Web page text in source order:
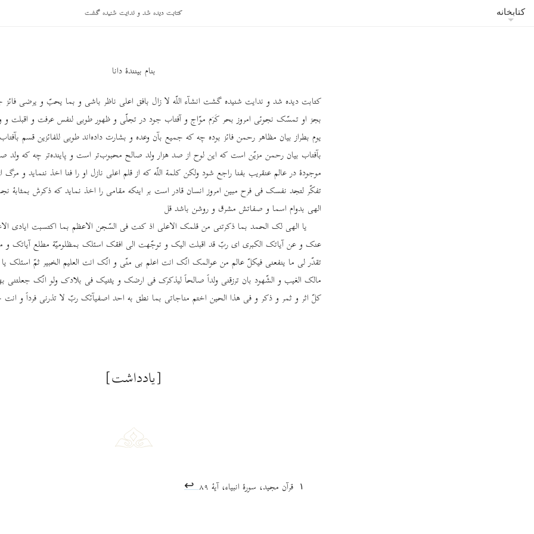
کتابخانه کتابت دیده شد و ندایت شنیده گشت
بنام بینندۀ دانا
کتابت دیده شد و ندایت شنیده گشت انشآء اللّه لا زال بافق اعلی ناظر باشی و بما یحبّ و یرضی
بجز او تمسّک نجوئی امروز بحر کَرَم موّاج و آفتاب جود در تجلّی و ظهور طوبی لنفس عرفت و اقبلت و
یوم بطراز بیان مظاهر رحمن فائز بوده چه که جمیع بآن وعده و بشارت داده‌اند طوبی للفائزین قسم
بآفتاب بیان رحمن مزیّن است که این لوح از صد هزار ولد صالح محبوب‌تر است و پاینده‌تر چه که ولد
موجودۀ در عالم عنقریب بفنا راجع شود ولکن کلمة اللّه که از قلم اعلی نازل او را فنا اخذ ننماید و مرگ
تفکّر لتجد نفسک فی فرح مبین امروز انسان قادر است بر اینکه مقامی را اخذ نماید که ذکرش بمثابۀ
الهی بدوام اسما و صفاتش مشرق و روشن باشد قل
یا الهی لک الحمد بما ذکرتنی من قلمک الاعلی اذ کنت فی السّجن الاعظم بما اکتسبت ایادی
عنک و عن آیاتک الکبری ای ربّ قد اقبلت الیک و توجّهت الی افقک اسئلک بمظلومیّة مطلع آیاتک و
تقدّر لی ما ینفعنی فیکلّ عالم من عوالمک انّک انت اعلم بی منّی و انّک انت العلیم الخبیر ثمّ اسئلک یا
مالک الغیب و الشّهود بان ترزقنی ولداً صالحاً لیذکرک فی ارضک و یثنیک فی بلادک ولو انّک جعلتنی
کلّ اثر و ثمر و ذکر و فی هذا الحین اختم مناجاتی بما نطق به احد اصفیآئک ربّ لا تذرنی فرداً و انت
[یادداشت]
١ قرآن مجید، سورۀ انبیاء، آیۀ ٨٩